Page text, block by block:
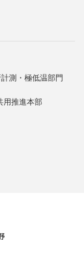
測・極低温部門
用推進本部